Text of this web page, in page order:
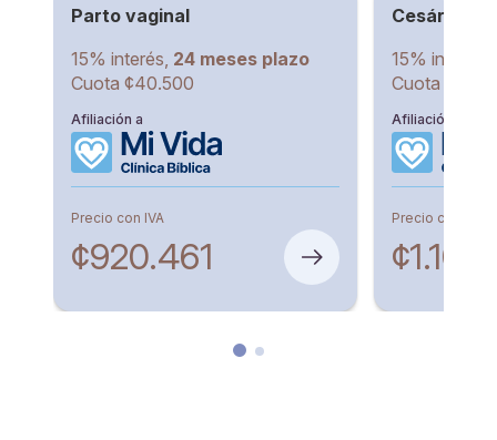
Parto vaginal
15% interés, 24 meses plazo
Cuota ¢40.500
Afiliación a
Precio con IVA
¢920.461
Cesárea
15% interés,
Cuota
Afiliación a
Precio con IVA